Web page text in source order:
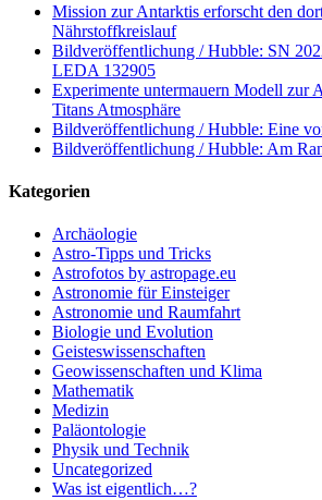
Mission zur Antarktis erforscht den
Nährstoffkreislauf
Bildveröffentlichung / Hubble: SN
LEDA 132905
Experimente untermauern Modell zur
Titans Atmosphäre
Bildveröffentlichung / Hubble: Eine
Bildveröffentlichung / Hubble: Am
Kategorien
Archäologie
Astro-Tipps und Tricks
Astrofotos by astropage.eu
Astronomie für Einsteiger
Astronomie und Raumfahrt
Biologie und Evolution
Geisteswissenschaften
Geowissenschaften und Klima
Mathematik
Medizin
Paläontologie
Physik und Technik
Uncategorized
Was ist eigentlich…?